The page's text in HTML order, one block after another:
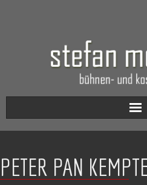
Aktuell
Werkverzeichnis
PETER PAN